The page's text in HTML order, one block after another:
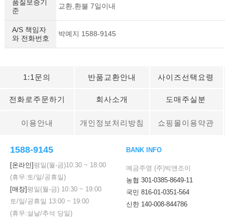
품질보증기
준
교환,환불 7일이내
A/S 책임자
와 전화번호
박예지 1588-9145
1:1문의 반품교환안내 사이즈선택요령
전화로주문하기 회사소개 도매주실분
이용안내 개인정보처리방침 쇼핑몰이용약관
1588-9145
[온라인] 평일(월-금)10:30 ~ 18:00
(휴무:토/일/공휴일)
[매장] 평일(월-금) 10:30 ~ 19:00
토/일/공휴일 13:00 ~ 19:00
(휴무:설날/추석 당일)
BANK INFO
예금주명 (주)빅앤조이
농협 301-0385-8649-11
국민 816-01-0351-564
신한 140-008-844786